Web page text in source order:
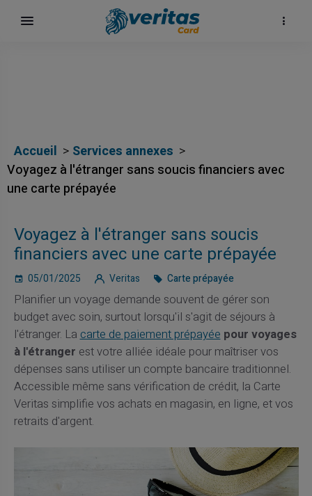
Accueil
Services annexes
Voyagez à l'étranger sans soucis financiers avec
une carte prépayée
Voyagez à l'étranger sans soucis
financiers avec une carte prépayée
05/01/2025 Veritas Carte prépayée
Planifier un voyage demande souvent de gérer son
budget avec soin, surtout lorsqu'il s'agit de séjours à
l'étranger. Lacarte de paiement prépayée pour voyages
à l'étranger est votre alliée idéale pour maîtriser vos
dépenses sans utiliser un compte bancaire traditionnel.
Accessible même sans vérification de crédit, la Carte
Veritas simplifie vos achats en magasin, en ligne, et vos
retraits d'argent.